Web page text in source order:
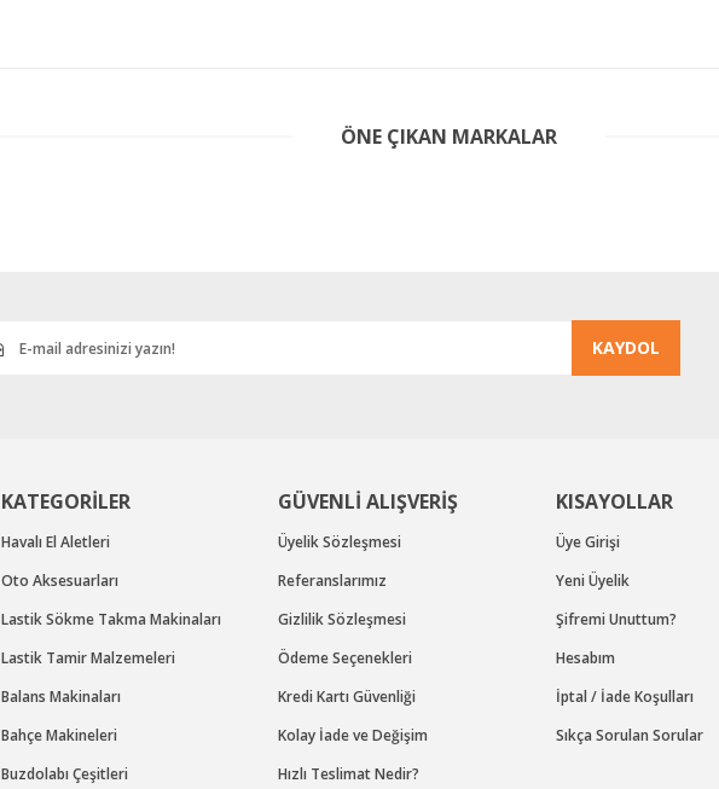
Bu ürüne ilk yorumu siz yapın!
Gönder
ÖNE ÇIKAN MARKALAR
KAYDOL
KATEGORİLER
Havalı El Aletleri
Oto Aksesuarları
Lastik Sökme Takma Makinaları
Lastik Tamir Malzemeleri
Balans Makinaları
Bahçe Makineleri
Buzdolabı Çeşitleri
GÜVENLİ ALIŞVERİŞ
Üyelik Sözleşmesi
Referanslarımız
Gizlilik Sözleşmesi
Ödeme Seçenekleri
Kredi Kartı Güvenliği
Kolay İade ve Değişim
Hızlı Teslimat Nedir?
KISAYOLLAR
Üye Girişi
Yeni Üyelik
Şifremi Unuttum?
Hesabım
İptal / İade Koşulları
Sıkça Sorulan Sorular